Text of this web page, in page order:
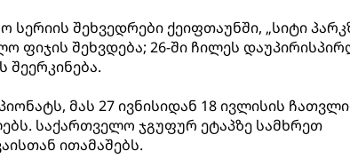
შეხვედრები ქეიფთაუნში, „სიტი
ფიჯის შეხვდება; 26-ში ჩილეს
შეერკინება.
მას 27 ივნისიდან 18 ივლისის
საქართველო ჯგუფურ ეტაპზე სამხრეთ
ითამაშებს.